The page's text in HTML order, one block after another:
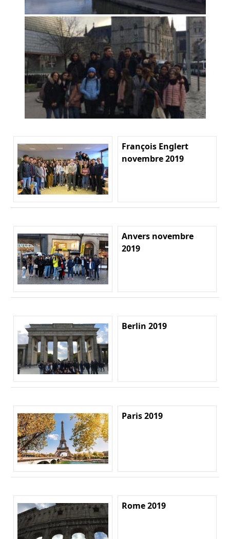
François Englert
novembre 2019
Anvers novembre
2019
Berlin 2019
Paris 2019
Rome 2019